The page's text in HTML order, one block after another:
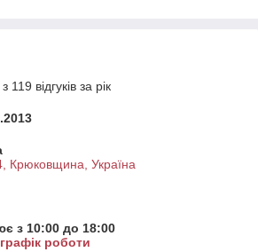
відгуків за рік
Крюковщина, Україна
з 10:00 до 18:00
роботи